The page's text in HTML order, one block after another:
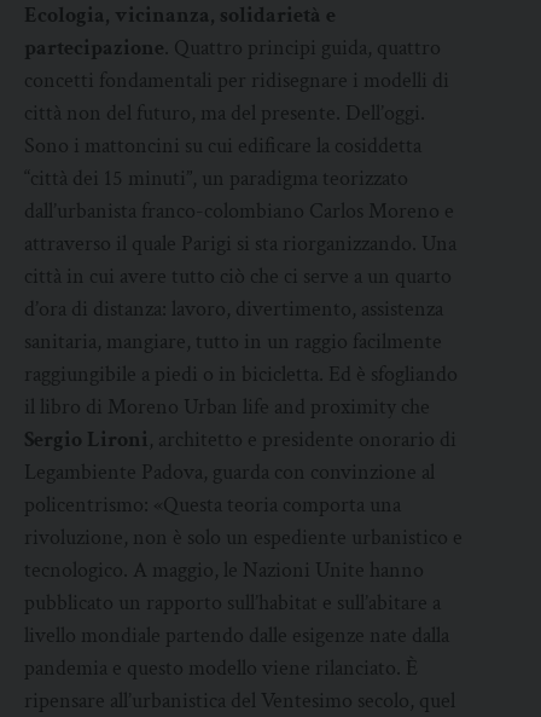
Ecologia, vicinanza, solidarietà e
partecipazione . Quattro principi guida, quattro
concetti fondamentali per ridisegnare i modelli di
città non del futuro, ma del presente. Dell’oggi.
Sono i mattoncini su cui edificare la cosiddetta
“città dei 15 minuti”, un paradigma teorizzato
dall’urbanista franco-colombiano Carlos Moreno e
attraverso il quale Parigi si sta riorganizzando. Una
città in cui avere tutto ciò che ci serve a un quarto
d’ora di distanza: lavoro, divertimento, assistenza
sanitaria, mangiare, tutto in un raggio facilmente
raggiungibile a piedi o in bicicletta. Ed è sfogliando
il libro di Moreno Urban life and proximity che
Sergio Lironi, architetto e presidente onorario di
Legambiente Padova, guarda con convinzione al
policentrismo: «Questa teoria comporta una
rivoluzione, non è solo un espediente urbanistico e
tecnologico. A maggio, le Nazioni Unite hanno
pubblicato un rapporto sull’habitat e sull’abitare a
livello mondiale partendo dalle esigenze nate dalla
pandemia e questo modello viene rilanciato. È
ripensare all’urbanistica del Ventesimo secolo, quel